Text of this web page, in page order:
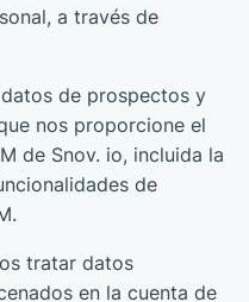
a través de
de prospectos y
nos proporcione el
de Snov. io, incluida la
de
tratar datos
en la cuenta de